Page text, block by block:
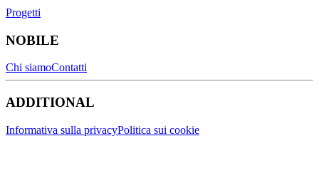
Progetti
NOBILE
Chi siamoContatti
ADDITIONAL
Informativa sulla privacyPolitica sui cookie